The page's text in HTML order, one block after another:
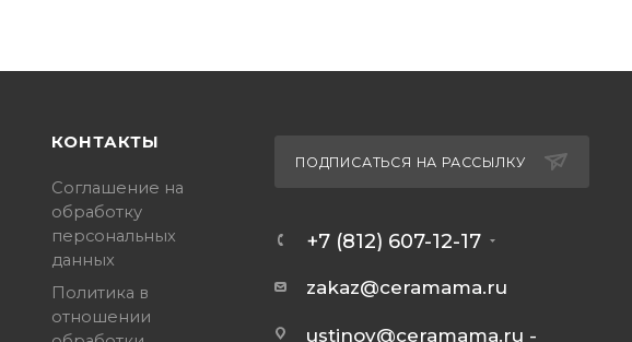
КОНТАКТЫ
Соглашение на
обработку
персональных
данных
Политика в
отношении
ПОДПИСАТЬСЯ НА РАССЫЛКУ
+7 (812) 607-12-17
zakaz@ceramama.ru
ustinov@ceramama.ru -